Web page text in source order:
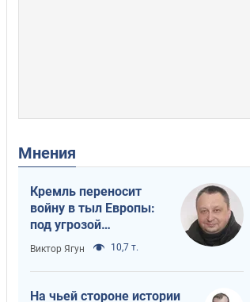
Мнения
Кремль переносит
войну в тыл Европы:
под угрозой
критическая
логистика
Виктор Ягун 10,7 т.
На чьей стороне истории